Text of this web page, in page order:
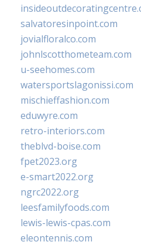
salvatoresinpoint.com
jovialfloralco.com
johnlscotthometeam.com
u-seehomes.com
watersportslagonissi.com
mischieffashion.com
eduwyre.com
retro-interiors.com
theblvd-boise.com
fpet2023.org
e-smart2022.org
ngrc2022.org
leesfamilyfoods.com
lewis-lewis-cpas.com
eleontennis.com